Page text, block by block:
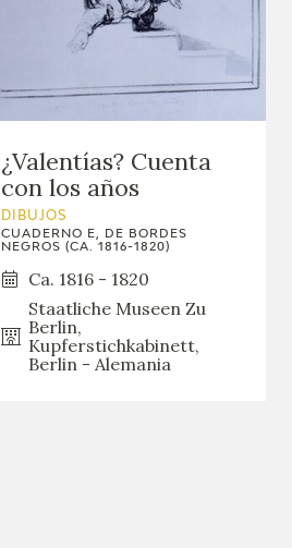
¿Valentías? Cuenta
con los años
DIBUJOS
CUADERNO E, DE BORDES
NEGROS (CA. 1816-1820)
Ca. 1816 - 1820
Staatliche Museen Zu
Berlin,
Kupferstichkabinett,
Berlin - Alemania